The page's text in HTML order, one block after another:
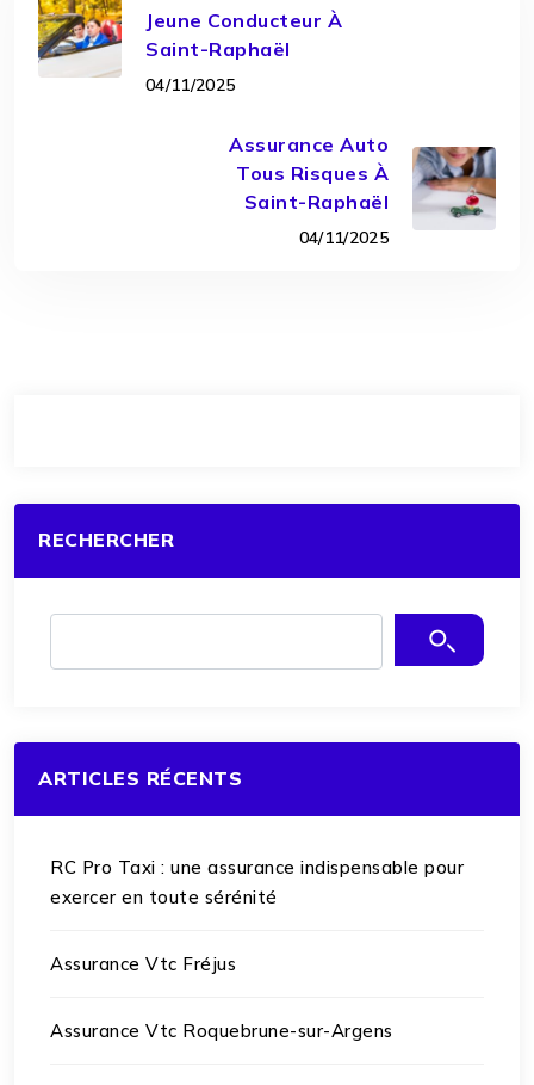
Jeune Conducteur À
Saint-Raphaël
04/11/2025
Assurance Auto
Tous Risques À
Saint-Raphaël
04/11/2025
RECHERCHER
ARTICLES RÉCENTS
RC Pro Taxi : une assurance indispensable pour
exercer en toute sérénité
Assurance Vtc Fréjus
Assurance Vtc Roquebrune-sur-Argens